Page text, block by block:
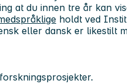
at du innen tre år kan
holdt ved
eller dansk er likestilt